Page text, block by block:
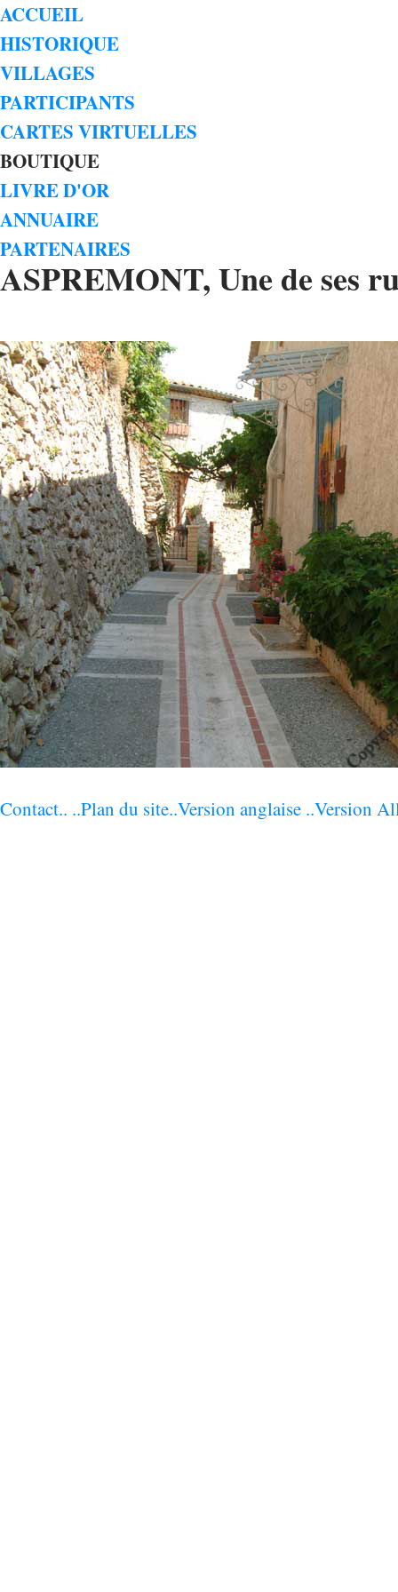
ACCUEIL
HISTORIQUE
VILLAGES
PARTICIPANTS
CARTES VIRTUELLES
BOUTIQUE
LIVRE D'OR
ANNUAIRE
PARTENAIRES
ASPREMONT, Une de ses
Contact.. ..Plan du site..Version anglaise ..Version